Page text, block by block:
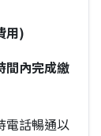
用)
間內完成繳
電話暢通以